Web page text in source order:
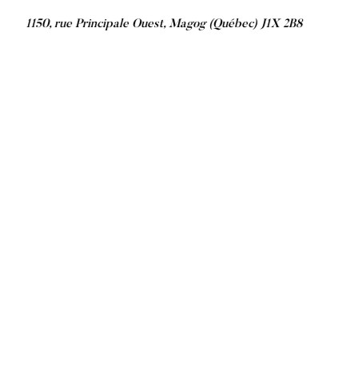
1150, rue Principale Ouest, Magog (Québec) J1X 2B8